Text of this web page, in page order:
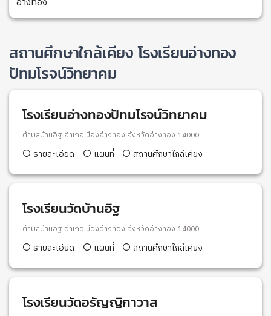
สถานศึกษาใกล้เคียง โรงเรียนอ่างทอง
ปัทมโรจน์วิทยาคม
โรงเรียนอ่างทองปัทมโรจน์วิทยาคม
ตำบลบ้านอิฐ อำเภอเมืองอ่างทอง จังหวัดอ่างทอง 14000
รายละเอียด แผนที่ สถานศึกษาใกล้เคียง
โรงเรียนวัดบ้านอิฐ
ตำบลบ้านอิฐ อำเภอเมืองอ่างทอง จังหวัดอ่างทอง 14000
รายละเอียด แผนที่ สถานศึกษาใกล้เคียง
โรงเรียนวัดอรัญญิกาวาส